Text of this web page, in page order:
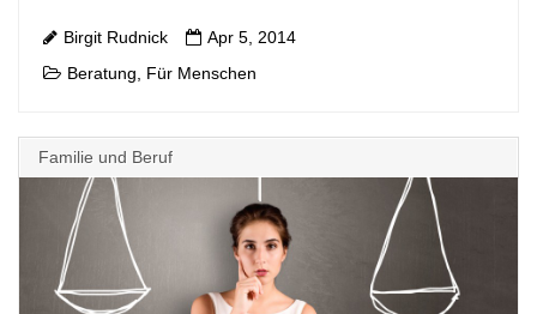
Birgit Rudnick
Apr 5, 2014
Beratung
Für Menschen
Familie und Beruf